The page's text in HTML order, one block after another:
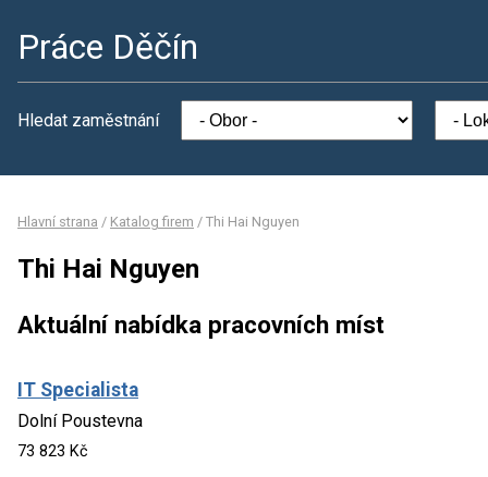
Práce Děčín
Hledat zaměstnání
Hlavní strana / Katalog firem / Thi Hai Nguyen
Thi Hai Nguyen
Aktuální nabídka pracovních míst
IT Specialista
Dolní Poustevna
73 823 Kč